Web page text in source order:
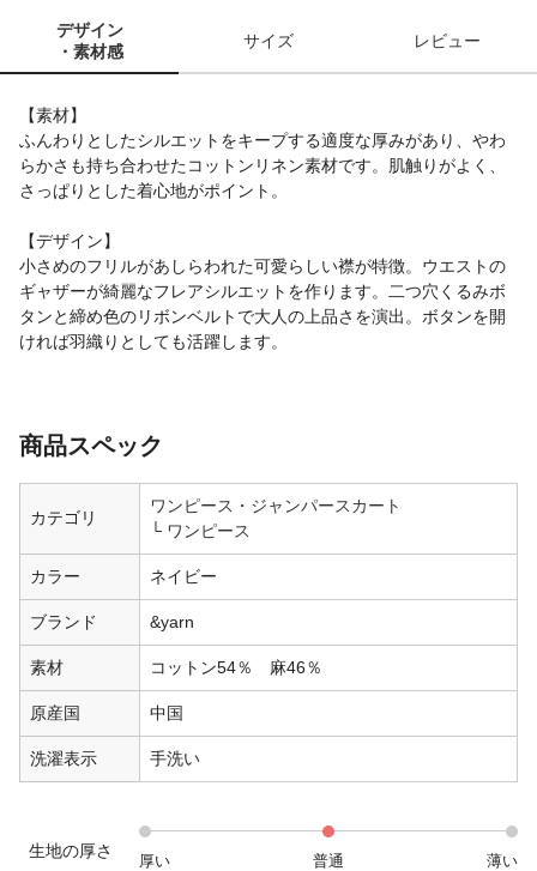
デザイン
・素材感
サイズ レビュー
【素材】
ふんわりとしたシルエットをキープする適度な厚みがあり、やわ
らかさも持ち合わせたコットンリネン素材です。肌触りがよく、
さっぱりとした着心地がポイント。
【デザイン】
小さめのフリルがあしらわれた可愛らしい襟が特徴。ウエストの
ギャザーが綺麗なフレアシルエットを作ります。二つ穴くるみボ
タンと締め色のリボンベルトで大人の上品さを演出。ボタンを開
ければ羽織りとしても活躍します。
商品スペック
カテゴリ
ワンピース・ジャンパースカート
ワンピース
カラー ネイビー
ブランド &yarn
素材 コットン54％ 麻46％
原産国 中国
洗濯表示 手洗い
生地の厚さ
厚い 普通 薄い